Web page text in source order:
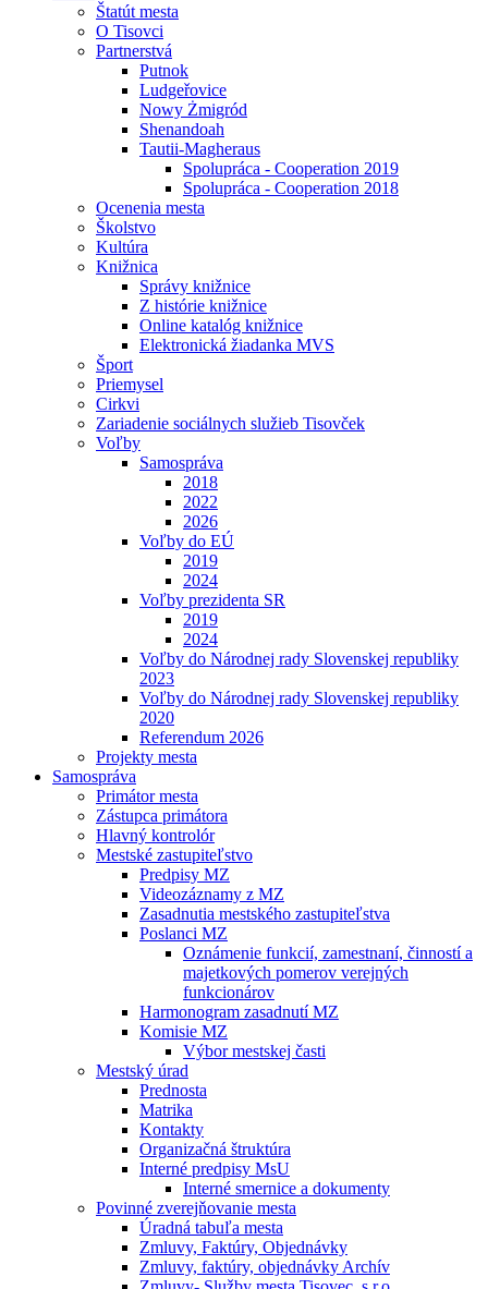
Štatút mesta
O Tisovci
Partnerstvá
Putnok
Ludgeřovice
Nowy Żmigród
Shenandoah
Tautii-Magheraus
Spolupráca - Cooperation 2019
Spolupráca - Cooperation 2018
Ocenenia mesta
Školstvo
Kultúra
Knižnica
Správy knižnice
Z histórie knižnice
Online katalóg knižnice
Elektronická žiadanka MVS
Šport
Priemysel
Cirkvi
Zariadenie sociálnych služieb Tisovček
Voľby
Samospráva
2018
2022
2026
Voľby do EÚ
2019
2024
Voľby prezidenta SR
2019
2024
Voľby do Národnej rady Slovenskej republiky
2023
Voľby do Národnej rady Slovenskej republiky
2020
Referendum 2026
Projekty mesta
Samospráva
Primátor mesta
Zástupca primátora
Hlavný kontrolór
Mestské zastupiteľstvo
Predpisy MZ
Videozáznamy z MZ
Zasadnutia mestského zastupiteľstva
Poslanci MZ
Oznámenie funkcií, zamestnaní, činností a
majetkových pomerov verejných
funkcionárov
Harmonogram zasadnutí MZ
Komisie MZ
Výbor mestskej časti
Mestský úrad
Prednosta
Matrika
Kontakty
Organizačná štruktúra
Interné predpisy MsU
Interné smernice a dokumenty
Povinné zverejňovanie mesta
Úradná tabuľa mesta
Zmluvy, Faktúry, Objednávky
Zmluvy, faktúry, objednávky Archív